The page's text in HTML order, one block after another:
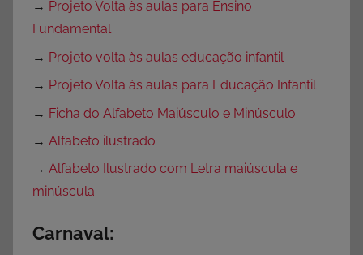
→ Projeto Volta às aulas para Ensino
Fundamental
→ Projeto volta às aulas educação infantil
→ Projeto Volta às aulas para Educação Infantil
→ Ficha do Alfabeto Maiúsculo e Minúsculo
→ Alfabeto ilustrado
→ Alfabeto Ilustrado com Letra maiúscula e
minúscula
Carnaval: